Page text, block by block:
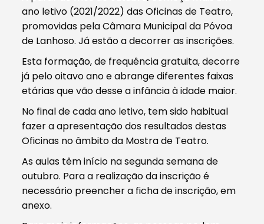
ano letivo (2021/2022) das Oficinas de Teatro,
promovidas pela Câmara Municipal da Póvoa
de Lanhoso. Já estão a decorrer as inscrições.
Esta formação, de frequência gratuita, decorre
já pelo oitavo ano e abrange diferentes faixas
etárias que vão desse a infância à idade maior.
No final de cada ano letivo, tem sido habitual
fazer a apresentação dos resultados destas
Oficinas no âmbito da Mostra de Teatro.
As aulas têm início na segunda semana de
outubro. Para a realização da inscrição é
necessário preencher a ficha de inscrição, em
anexo.